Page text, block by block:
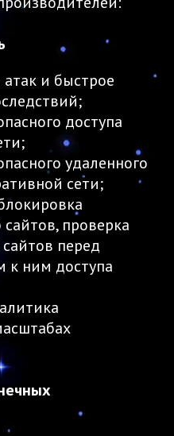
и быстрое
доступа
удаленного
сети;
проверка
перед
к ним доступа